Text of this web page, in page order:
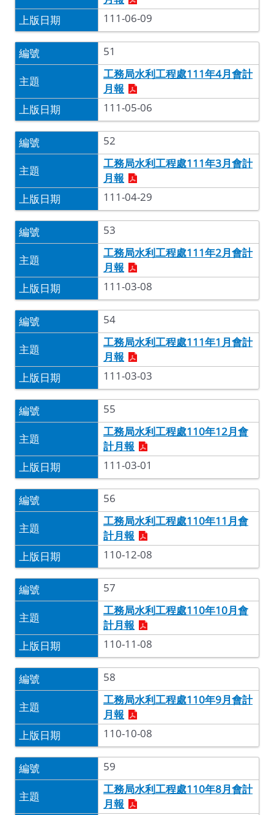
111-06-09
51
工務局水利工程處111年4月會計
月報
111-05-06
52
工務局水利工程處111年3月會計
月報
111-04-29
53
工務局水利工程處111年2月會計
月報
111-03-08
54
工務局水利工程處111年1月會計
月報
111-03-03
55
工務局水利工程處110年12月會
計月報
111-03-01
56
工務局水利工程處110年11月會
計月報
110-12-08
57
工務局水利工程處110年10月會
計月報
110-11-08
58
工務局水利工程處110年9月會計
月報
110-10-08
59
工務局水利工程處110年8月會計
月報